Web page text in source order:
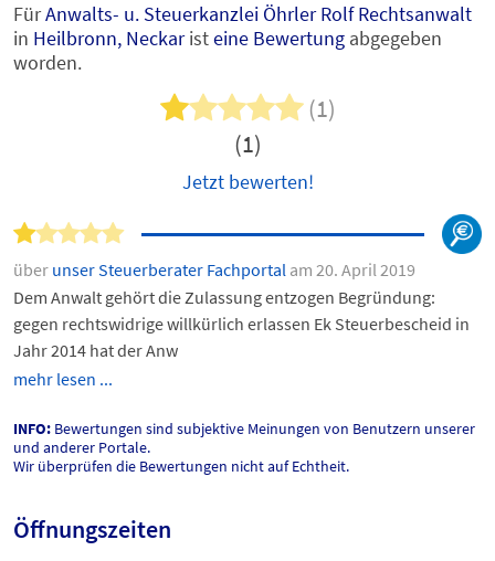
FürAnwalts- u. Steuerkanzlei Öhrler Rolf Rechtsanwalt
in Heilbronn, Neckaristeine Bewertung abgegeben
worden.
(1)
(1)
Jetzt bewerten!
über unser Steuerberater Fachportal am 20. April 2019
Dem Anwalt gehört die Zulassung entzogen Begründung:
gegen rechtswidrige willkürlich erlassen Ek Steuerbescheid in
Jahr 2014 hat der Anw
mehr lesen ...
INFO: Bewertungen sind subjektive Meinungen von Benutzern unserer
und anderer Portale.
Wir überprüfen die Bewertungen nicht auf Echtheit.
Öffnungszeiten